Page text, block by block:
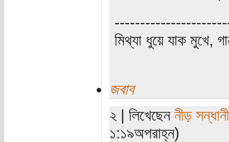
মিথ্যা ধুয়ে যাক মুখে,
জবাব
২ | লিখেছেন নীড় সন্ধানী
১:১৯অপরাহ্ন)